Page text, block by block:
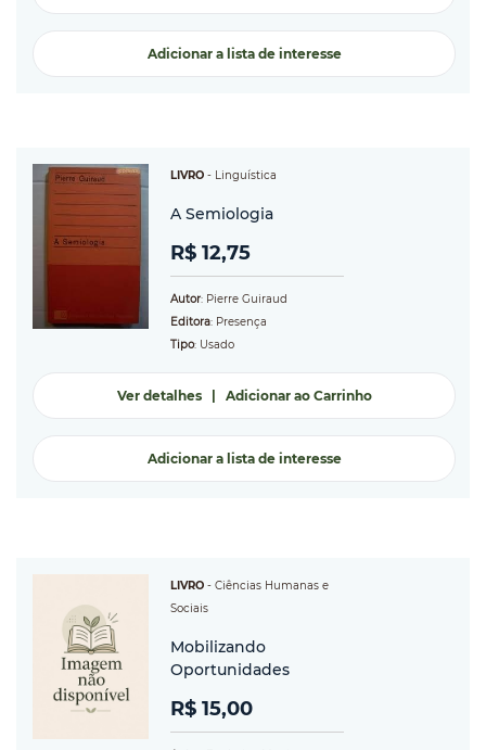
Adicionar a lista de interesse
LIVRO - Linguística
A Semiologia
R$ 12,75
Autor: Pierre Guiraud
Editora: Presença
Tipo: Usado
Ver detalhes| Adicionar ao Carrinho
Adicionar a lista de interesse
LIVRO - Ciências Humanas e
Sociais
Mobilizando
Oportunidades
R$ 15,00